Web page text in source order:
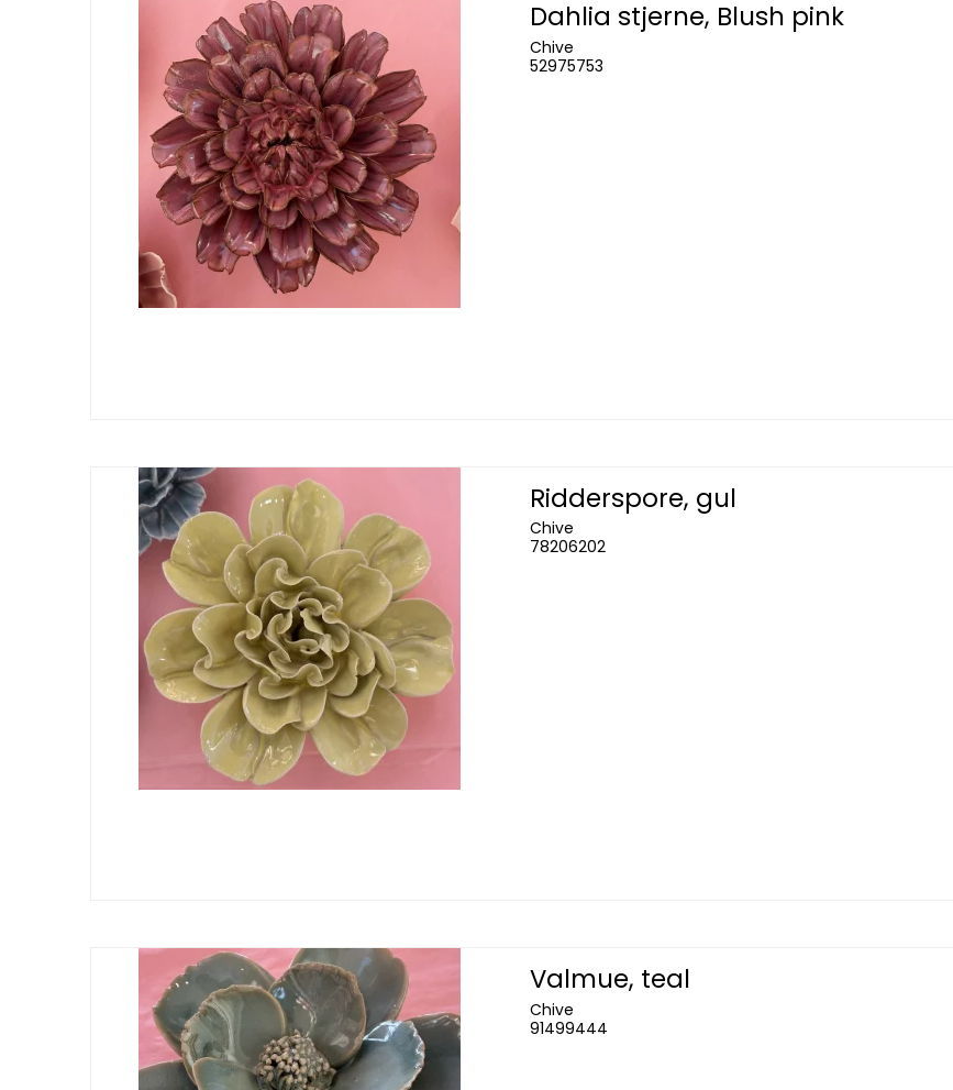
Dahlia stjerne, Blush pink
Chive
52975753
Ridderspore, gul
Chive
78206202
Valmue, teal
Chive
91499444